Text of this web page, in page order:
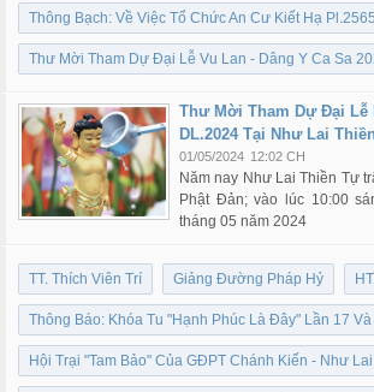
Thông Bạch: Về Việc Tổ Chức An Cư Kiết Hạ
Thư Mời Tham Dự Đại Lễ Vu Lan - Dâng Y Ca Sa
Thư Mời Tham Dự Đại Lễ
DL.2024 Tại Như Lai
01/05/2024 12:02 CH
Năm nay Như Lai Thiền Tự
Phật Đản; vào lúc 10:00
tháng 05 năm 2024
TT. Thích Viên Trí Giảng Đường Pháp Hỷ
Thông Báo: Khóa Tu "Hạnh Phúc Là Đây" Lần 17
Hội Trại "Tam Bảo" Của GĐPT Chánh Kiến - Như